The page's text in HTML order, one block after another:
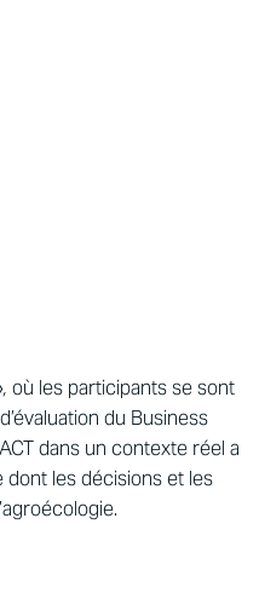
, où les participants se sont
du Business
dans un contexte réel a
dont les décisions et les